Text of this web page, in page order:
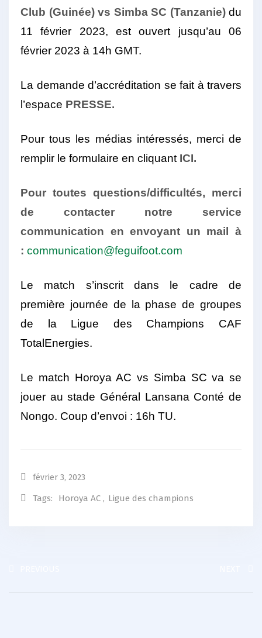
Club (Guinée) vs Simba SC (Tanzanie) du
11 février 2023, est ouvert jusqu’au 06
février 2023 à 14h GMT.
La demande d’accréditation se fait à travers
l’espace PRESSE.
Pour tous les médias intéressés, merci de
remplir le formulaire en cliquant ICI.
Pour toutes questions/difficultés, merci
de contacter notre service
communication en envoyant un mail à
: communication@feguifoot.com
Le match s’inscrit dans le cadre de
première journée de la phase de groupes
de la Ligue des Champions CAF
TotalEnergies.
Le match Horoya AC vs Simba SC va se
jouer au stade Général Lansana Conté de
Nongo. Coup d’envoi : 16h TU.
février 3, 2023
Tags: Horoya AC , Ligue des champions